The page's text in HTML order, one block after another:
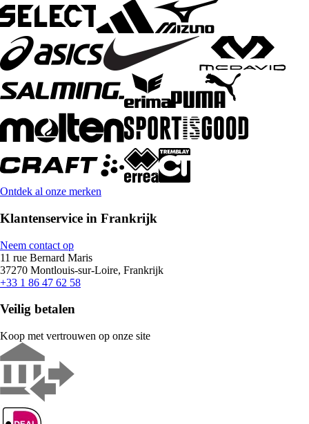
Ontdek al onze merken
Klantenservice in Frankrijk
Neem contact op
11 rue Bernard Maris
37270 Montlouis-sur-Loire, Frankrijk
+33 1 86 47 62 58
Veilig betalen
Koop met vertrouwen op onze site